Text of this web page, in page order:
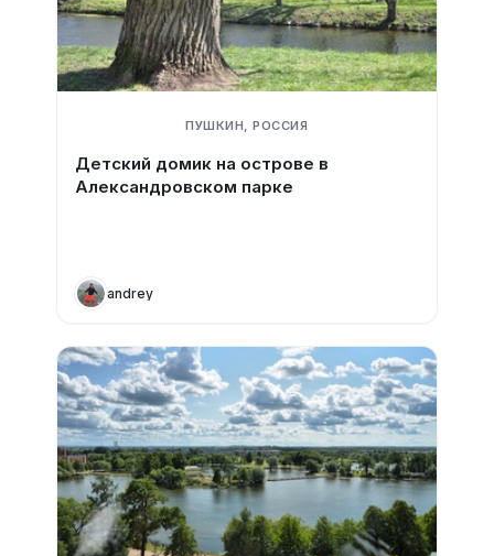
ПУШКИН, РОССИЯ
Детский домик на острове в
Александровском парке
andrey